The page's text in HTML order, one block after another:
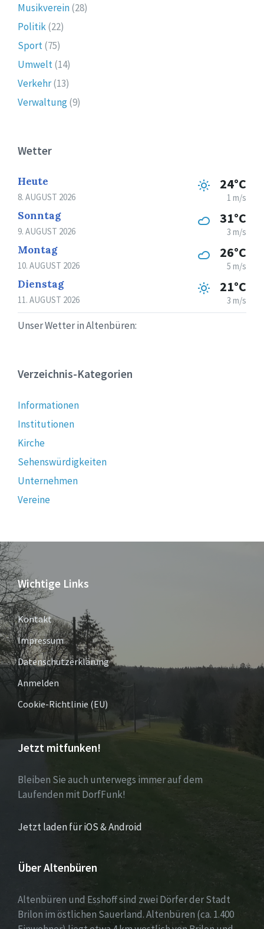
Musikverein(28)
Politik(22)
Sport(75)
Umwelt(14)
Verkehr(13)
Verwaltung(9)
Wetter
Heute
8. AUGUST 2026
24°C
1 m/s
Sonntag
9. AUGUST 2026
31°C
3 m/s
Montag
10. AUGUST 2026
26°C
5 m/s
Dienstag
11. AUGUST 2026
21°C
3 m/s
Unser Wetter in Altenbüren:
Verzeichnis-Kategorien
Informationen
Institutionen
Kirche
Sehenswürdigkeiten
Unternehmen
Vereine
Wichtige Links
Kontakt
Impressum
Datenschutzerklärung
Anmelden
Cookie-Richtlinie (EU)
Jetzt mitfunken!
Bleiben Sie auch unterwegs immer auf dem
Laufenden mit DorfFunk!
Jetzt laden für iOS & Android
Über Altenbüren
Altenbüren und Esshoff sind zwei Dörfer der Stadt
Brilon im östlichen Sauerland. Altenbüren (ca. 1.400